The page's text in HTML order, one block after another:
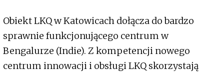
Obiekt LKQ w Katowicach dołącza do bardzo
sprawnie funkcjonującego centrum w
Bengalurze (Indie). Z kompetencji nowego
centrum innowacji i obsługi LKQ skorzystają